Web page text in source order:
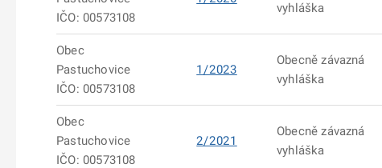
IČO: 00573108
vyhláška
Obec
Pastuchovice
IČO: 00573108
1/2023
Obecně závazná
vyhláška
Obec
Pastuchovice
IČO: 00573108
2/2021
Obecně závazná
vyhláška